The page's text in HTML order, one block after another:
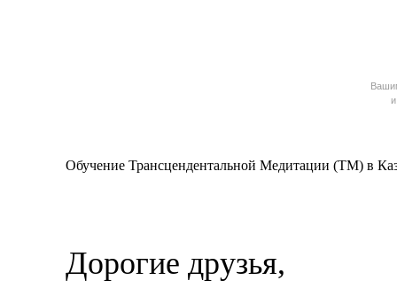
Обучение Трансцендентальной Медитации (ТМ) в
Дорогие друзья,